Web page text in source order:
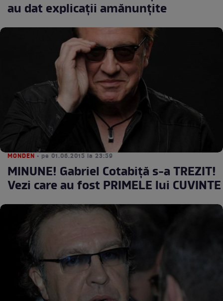
au dat explicaţii amănunţite
MONDEN • pe 01.06.2015 la 23:59
MINUNE! Gabriel Cotabiță s-a TREZIT!
Vezi care au fost PRIMELE lui CUVINTE